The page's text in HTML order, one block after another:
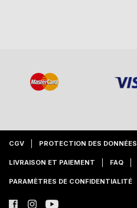
CGV PROTECTION DES DONNÉES
LIVRAISON ET PAIEMENT FAQ
PARAMÈTRES DE CONFIDENTIALITÉ